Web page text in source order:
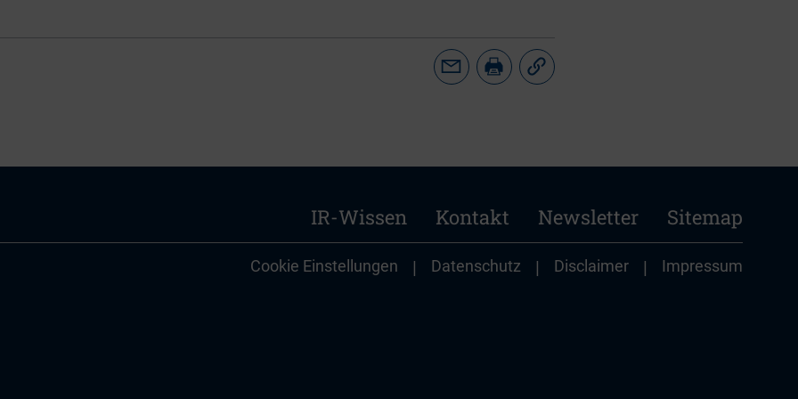
IR-Wissen Kontakt Newsletter Sitemap
Cookie Einstellungen | Datenschutz | Disclaimer | Impressum